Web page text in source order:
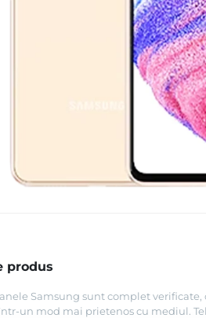
produs
Samsung sunt complet
un mod mai prietenos cu mediul.